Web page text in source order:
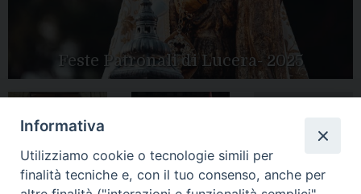
Feste Patronali di Lucera- 2025
Apertura Anno
Mariae in Diocesi
Tutte le gallery
Informativa
Utilizziamo cookie o tecnologie simili per
finalità tecniche e, con il tuo consenso, anche per